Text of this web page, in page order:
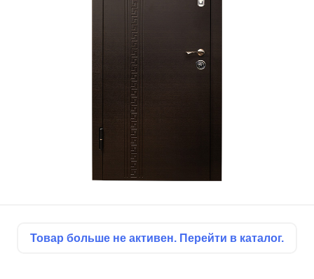
Товар больше не активен. Перейти в каталог.